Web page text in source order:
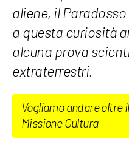
aliene, il
a questa curiosità
alcuna prova
extraterrestri.
Vogliamo andare oltre
Missione Cultura